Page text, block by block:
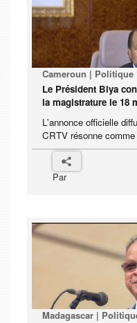
Cameroun | Politique
Le Président Biya
la magistrature le 18
L'annonce officielle
CRTV résonne
Par
Madagascar |